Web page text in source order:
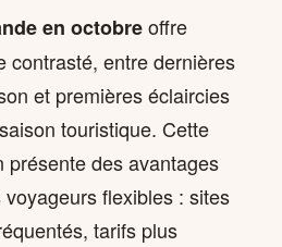
en octobreoffre
contrasté, entre dernières
et premières éclaircies
touristique. Cette
présente des avantages
flexibles : sites
tarifs plus